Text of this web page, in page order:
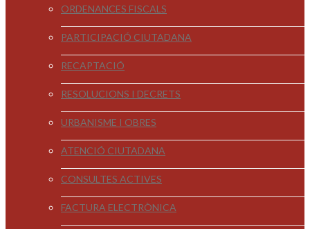
ORDENANCES FISCALS
PARTICIPACIÓ CIUTADANA
RECAPTACIÓ
RESOLUCIONS I DECRETS
URBANISME I OBRES
ATENCIÓ CIUTADANA
CONSULTES ACTIVES
FACTURA ELECTRÒNICA